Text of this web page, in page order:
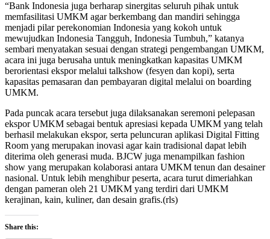
“Bank Indonesia juga berharap sinergitas seluruh pihak untuk
memfasilitasi UMKM agar berkembang dan mandiri sehingga
menjadi pilar perekonomian Indonesia yang kokoh untuk
mewujudkan Indonesia Tangguh, Indonesia Tumbuh,” katanya
sembari menyatakan sesuai dengan strategi pengembangan UMKM,
acara ini juga berusaha untuk meningkatkan kapasitas UMKM
berorientasi ekspor melalui talkshow (fesyen dan kopi), serta
kapasitas pemasaran dan pembayaran digital melalui on boarding
UMKM.
Pada puncak acara tersebut juga dilaksanakan seremoni pelepasan
ekspor UMKM sebagai bentuk apresiasi kepada UMKM yang telah
berhasil melakukan ekspor, serta peluncuran aplikasi Digital Fitting
Room yang merupakan inovasi agar kain tradisional dapat lebih
diterima oleh generasi muda. BJCW juga menampilkan fashion
show yang merupakan kolaborasi antara UMKM tenun dan desainer
nasional. Untuk lebih menghibur peserta, acara turut dimeriahkan
dengan pameran oleh 21 UMKM yang terdiri dari UMKM
kerajinan, kain, kuliner, dan desain grafis.(rls)
Share this: